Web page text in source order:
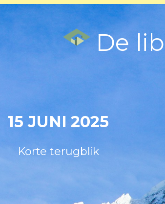
De
15 JUNI 2025
Korte terugblik